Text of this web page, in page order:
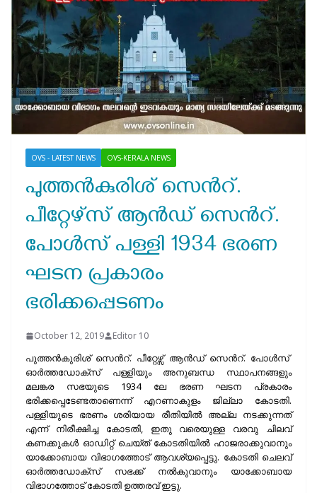
OVS - LATEST NEWS OVS-KERALA NEWS
പുത്തൻകുരിശ് സെൻറ്.
പീറ്റേഴ്സ് ആൻഡ് സെൻറ്.
പോൾസ് പള്ളി 1934 ഭരണ
ഘടന പ്രകാരം
ഭരിക്കപ്പെടണം
October 12, 2019 Editor 10
പുത്തൻകുരിശ് സെൻറ്. പീറ്റേഴ്സ് ആൻഡ് സെൻറ്. പോൾസ്
ഓർത്തഡോക്സ്‌ പള്ളിയും അനുബന്ധ സ്ഥാപനങ്ങളും
മലങ്കര സഭയുടെ 1934 ലേ ഭരണ ഘടന പ്രകാരം
ഭരിക്കപ്പെടേണ്ടതാണെന്ന് എറണാകുളം ജില്ലാ കോടതി.
പള്ളിയുടെ ഭരണം ശരിയായ രീതിയിൽ അല്ല നടക്കുന്നത്
എന്ന് നിരീക്ഷിച്ച കോടതി, ഇതു വരെയുള്ള വരവു ചിലവ്
കണക്കുകൾ ഓഡിറ്റ് ചെയ്ത് കോടതിയിൽ ഹാജരാക്കുവാനും
യാക്കോബായ വിഭാഗത്തോട് ആവശ്യപ്പെട്ടു. കോടതി ചെലവ്
ഓർത്തഡോക്സ്‌ സഭക്ക് നൽകുവാനും യാക്കോബായ
വിഭാഗത്തോട് കോടതി ഉത്തരവ് ഇട്ടു.